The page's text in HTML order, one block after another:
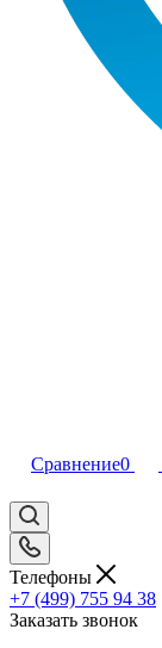
Сравнение0
Телефоны
+7 (499) 755 94 38
Заказать звонок